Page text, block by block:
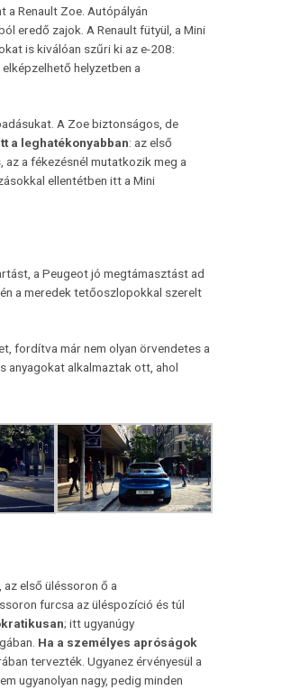
Renault Zoe. Autópályán
eredő zajok. A Renault fütyül, a Mini
is kiválóan szűri ki az e-208:
helyzetben a
A Zoe biztonságos, de
a leghatékonyabban: az első
a fékezésnél mutatkozik meg a
ellentétben itt a Mini
a Peugeot jó megtámasztást ad
a meredek tetőoszlopokkal szerelt
fordítva már nem olyan örvendetes a
anyagokat alkalmaztak ott, ahol
az első üléssoron ő a
furcsa az üléspozíció és túl
; itt ugyanúgy
Ha a személyes apróságok
tervezték. Ugyanez érvényesül a
ugyanolyan nagy, pedig minden